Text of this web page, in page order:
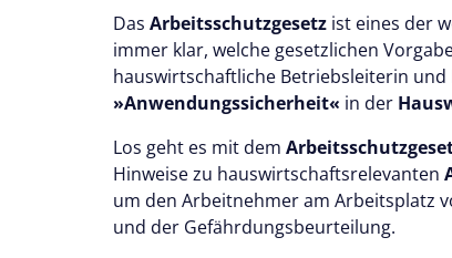
Das Arbeitsschutzgesetz ist eines der
immer klar, welche gesetzlichen
hauswirtschaftliche Betriebsleiterin
»Anwendungssicherheit« in der
Los geht es mit dem
Hinweise zu hauswirtschaftsrelevanten
um den Arbeitnehmer am Arbeitsplatz
und der Gefährdungsbeurteilung.